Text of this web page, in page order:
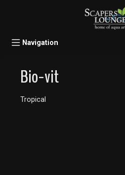
Navigation
Bio-vit
Tropical